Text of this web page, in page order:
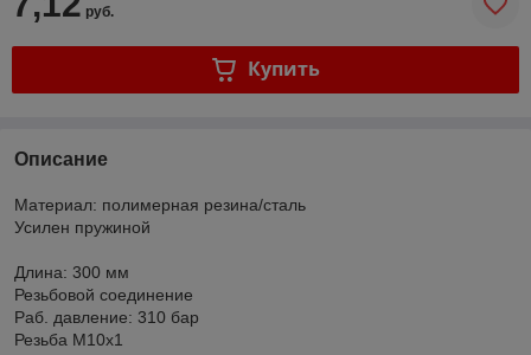
руб.
Купить
Описание
Материал: полимерная резина/сталь
Усилен пружиной
Длина: 300 мм
Резьбовой соединение
Раб. давление: 310 бар
Резьба M10x1